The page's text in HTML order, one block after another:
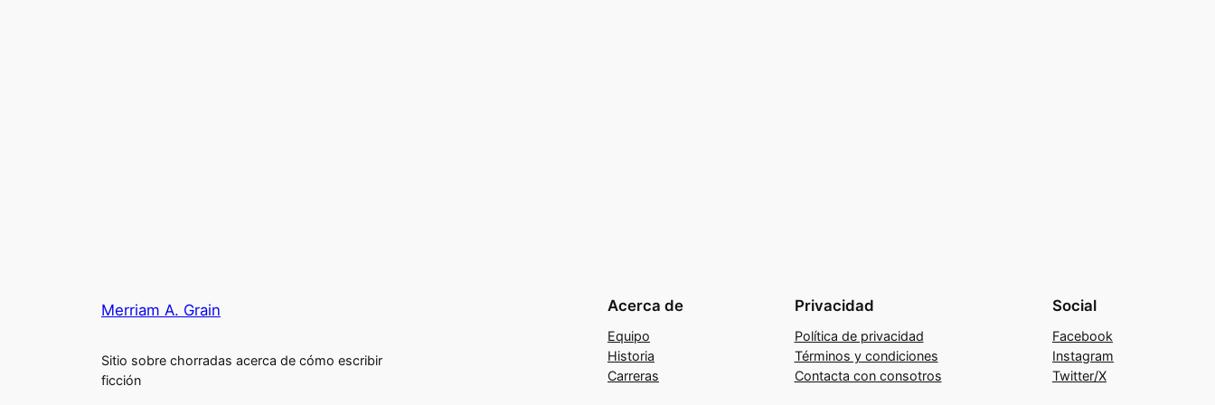
Merriam A. Grain
Sitio sobre chorradas acerca de cómo escribir
ficción
Acerca de
Equipo
Historia
Carreras
Privacidad
Política de privacidad
Términos y condiciones
Contacta con consotros
Social
Facebook
Instagram
Twitter/X